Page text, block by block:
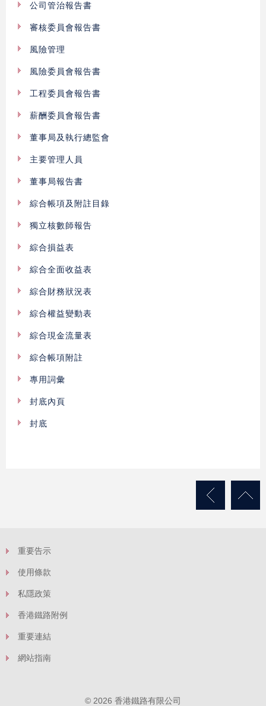
公司管治報告書
審核委員會報告書
風險管理
風險委員會報告書
工程委員會報告書
薪酬委員會報告書
董事局及執行總監會
主要管理人員
董事局報告書
綜合帳項及附註目錄
獨立核數師報告
綜合損益表
綜合全面收益表
綜合財務狀況表
綜合權益變動表
綜合現金流量表
綜合帳項附註
專用詞彙
封底內頁
封底
重要告示
使用條款
私隱政策
香港鐵路附例
重要連結
網站指南
© 2026 香港鐵路有限公司